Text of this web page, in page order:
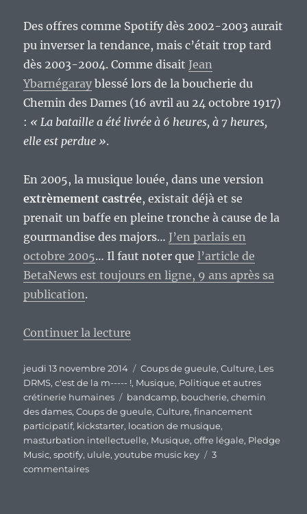
Des offres comme Spotify dès 2002-2003 aurait
pu inverser la tendance, mais c’était trop tard
dès 2003-2004. Comme disait Jean
Ybarnégaray blessé lors de la boucherie du
Chemin des Dames (16 avril au 24 octobre 1917)
: « La bataille a été livrée à 6 heures, à 7 heures,
elle est perdue ».
En 2005, la musique louée, dans une version
extrèmement castrée, existait déjà et se
prenait un baffe en pleine tronche à cause de la
gourmandise des majors… J’en parlais en
octobre 2005… Il faut noter quel’article de
BetaNews est toujours en ligne, 9 ans après sa
publication.
Continuer la lecture
Publié
le
jeudi 13 novembre 2014 Catégories
Coups de gueule,Culture, Les
DRMS, c'est de la m----- !, Musique, Politique et autres
crétinerie humaines
Étiquettes
bandcamp, boucherie,chemin
des dames,Coups de gueule,Culture,financement
participatif, kickstarter, location de musique,
masturbation intellectuelle, Musique,offre légale, Pledge
Music,spotify, ulule,youtube music key
3
commentairessur